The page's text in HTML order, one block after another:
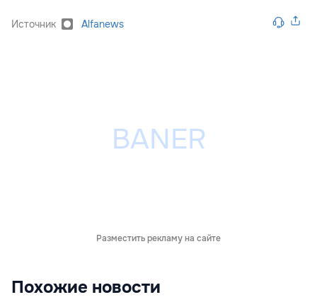
Источник Alfanews
Разместить рекламу на сайте
Похожие новости